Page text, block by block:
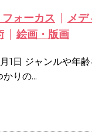
ォーカス
メデ
絵画・版画
1日 ジャンルや年
りの...